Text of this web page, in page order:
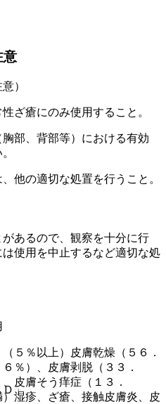
意
）
ざ瘡にのみ使用すること。
部、背部等）における有効
他の適切な処置を行うこと。
あるので、観察を十分に行
使用を中止するなど適切な処
５％以上）皮膚乾燥（５６．
％）、皮膚剥脱（３３．
皮膚そう痒症（１３．
湿疹、ざ瘡、接触皮膚炎、皮
Ｄ」